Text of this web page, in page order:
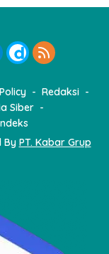
Redaksi
Siber
By PT. Kabar Grup